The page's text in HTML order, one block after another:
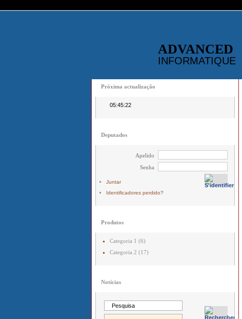
ADVANCED
INFORMATIQUE
Próxima actualização
05:45:22
Deputados
Apelido
Senha
Juntar
Identificadores perdido?
Produtos
Categoria 1 (6)
Categoria 2 (17)
Notícias